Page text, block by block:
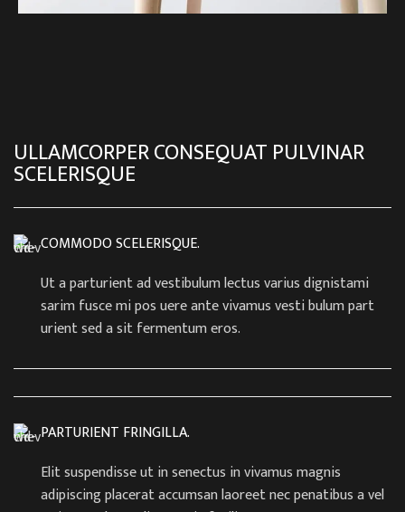
ULLAMCORPER CONSEQUAT PULVINAR
SCELERISQUE
COMMODO SCELERISQUE.
Ut a parturient ad vestibulum lectus varius dignistami
sarim fusce mi pos uere ante vivamus vesti bulum part
urient sed a sit fermentum eros.
PARTURIENT FRINGILLA.
Elit suspendisse ut in senectus in vivamus magnis
adipiscing placerat accumsan laoreet nec penatibus a vel